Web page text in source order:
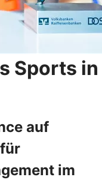
Sports in
auf
im